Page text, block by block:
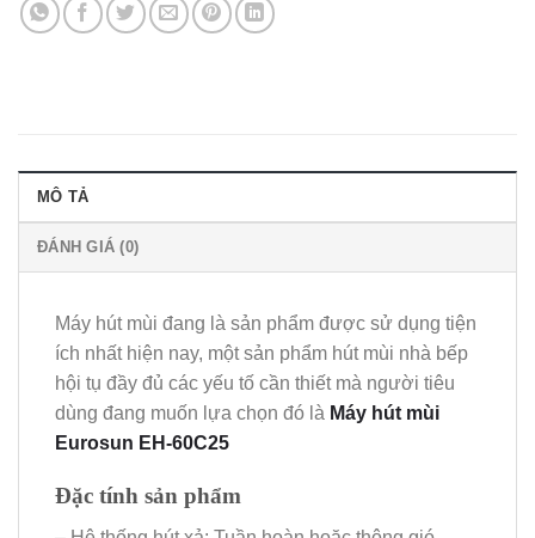
MÔ TẢ
ĐÁNH GIÁ (0)
Máy hút mùi đang là sản phẩm được sử dụng tiện
ích nhất hiện nay, một sản phẩm hút mùi nhà bếp
hội tụ đầy đủ các yếu tố cần thiết mà người tiêu
dùng đang muốn lựa chọn đó là Máy hút mùi
Eurosun EH-60C25
Đặc tính sản phẩm